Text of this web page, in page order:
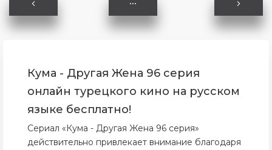
Кума - Другая Жена 96 серия
онлайн турецкого кино на русском
языке бесплатно!
Сериал «Кума - Другая Жена 96 серия»
действительно привлекает внимание благодаря